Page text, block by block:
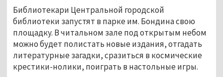
Библиотекари Центральной городской
библиотеки запустят в парке им. Бондина свою
площадку. В читальном зале под открытым небом
можно будет полистать новые издания, отгадать
литературные загадки, сразиться в космические
крестики-нолики, поиграть в настольные игры.